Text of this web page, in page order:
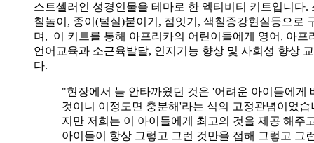
스트셀러인 성경인물을 테마로 한 엑티비티 키트입니다.
칠놀이, 종이(털실)붙이기, 점잇기, 색칠증강현실등으로
며, 이 키트를 통해 아프리카의 어린이들에게 영어, 아프
언어교육과 소근육발달, 인지기능 향상 및 사회성 향상
다.
"현장에서 늘 안타까웠던 것은 '어려운 아이들에게
것이니 이정도면 충분해'라는 식의 고정관념이었습
지만 저희는 이 아이들에게 최고의 것을 제공 해주
아이들이 항상 그렇고 그런 것만을 접해 그렇고 그